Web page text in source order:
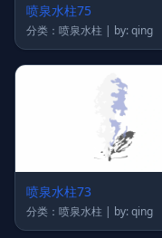
喷泉水柱75
分类：喷泉水柱 | by: qing
喷泉水柱73
分类：喷泉水柱 | by: qing